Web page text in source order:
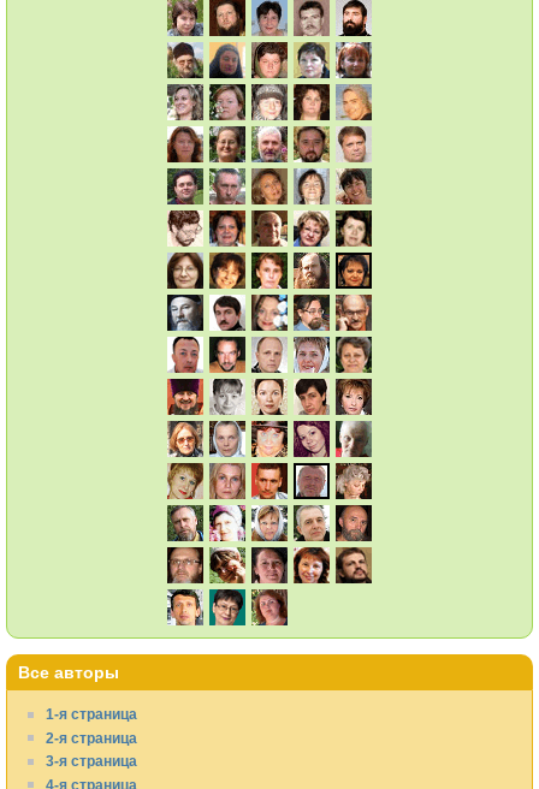
Все авторы
1-я страница
2-я страница
3-я страница
4-я страница